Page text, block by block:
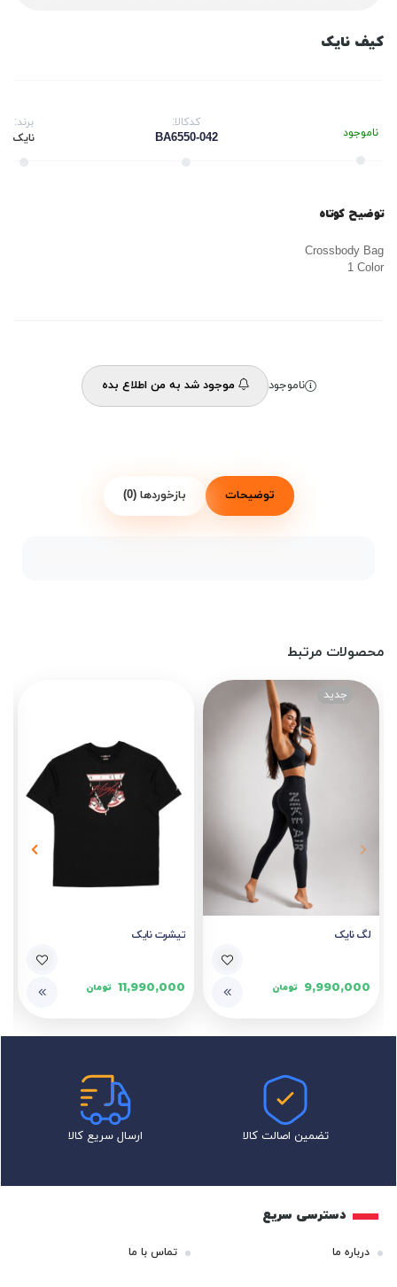
کیف نایک
ناموجود
کدکالا:
BA6550-042
برند:
نایک
توضیح کوتاه
Crossbody Bag
1 Color
ناموجود موجود شد به من اطلاع بده
توضیحات بازخوردها (0)
محصولات مرتبط
لگ نایک
9,990,000 تومان
تیشرت نایک
11,990,000 تومان
تضمین اصالت کالا ارسال سریع کالا
دسترسی سریع
درباره ما تماس با ما